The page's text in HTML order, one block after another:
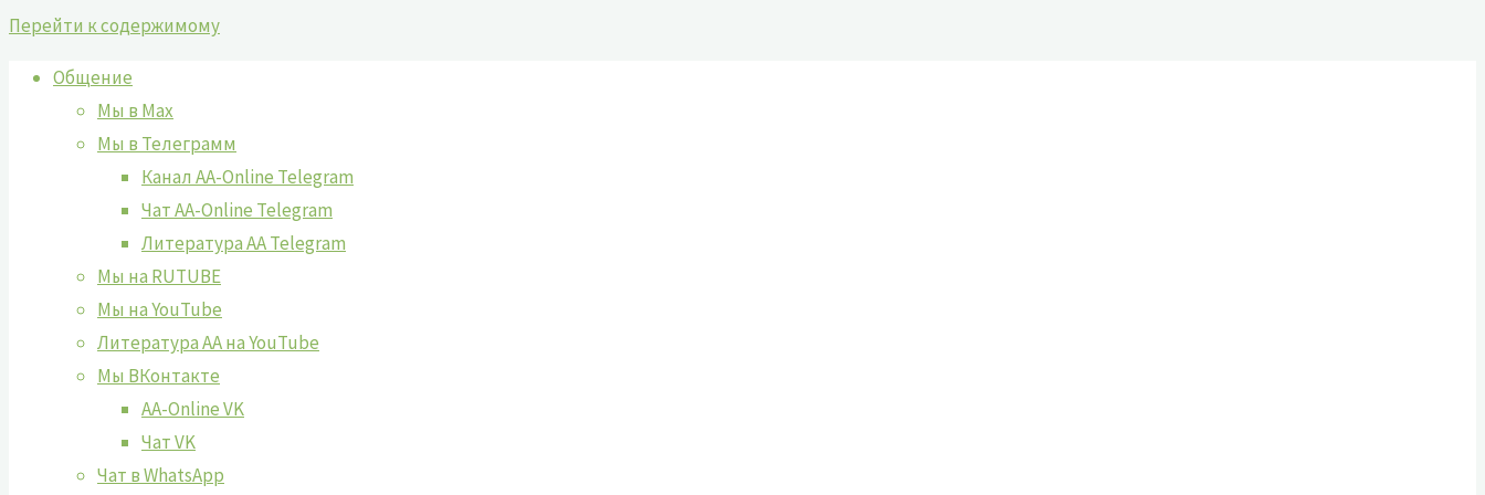
Перейти к содержимому
Общение
Мы в Max
Мы в Телеграмм
Канал AA-Online Telegram
Чат AA-Online Telegram
Литература АА Telegram
Мы на RUTUBE
Мы на YouTube
Литература АА на YouTube
Мы ВКонтакте
AA-Online VK
Чат VK
Чат в WhatsApp